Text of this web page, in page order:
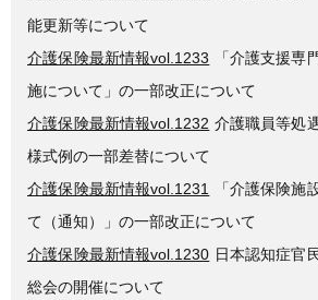
能更新等について
介護保険最新情報vol.1233 「介護支援専
施について」の一部改正について
介護保険最新情報vol.1232 介護職員等処
様式例の一部差替について
介護保険最新情報vol.1231
「介護保険施
て（通知）」の一部改正について
介護保険最新情報vol.1230 日本認知症官
総会の開催について